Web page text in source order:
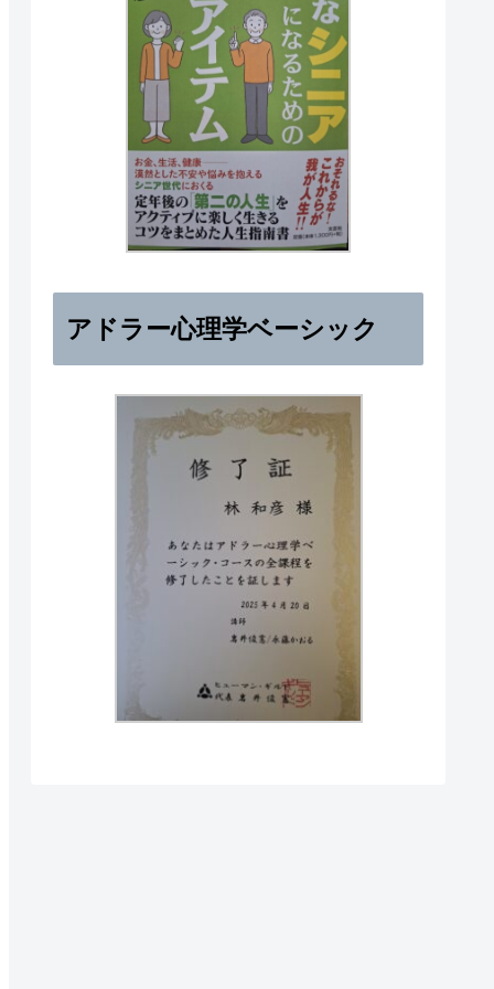
アドラー心理学ベーシック